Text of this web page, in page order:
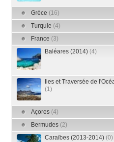
Grèce (16)
Turquie (4)
France (3)
Baléares (2014) (4)
Iles et Traversée de
(1)
Açores (4)
Bermudes (2)
Caraïbes (2013-2014) (0)